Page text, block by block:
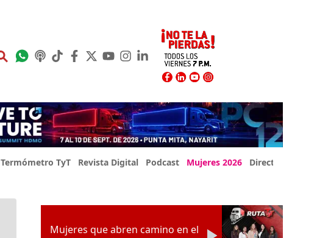
Termómetro TyT Revista Digital Podcast Mujeres 2026 Directorio Expo
Mujeres que abren camino en el